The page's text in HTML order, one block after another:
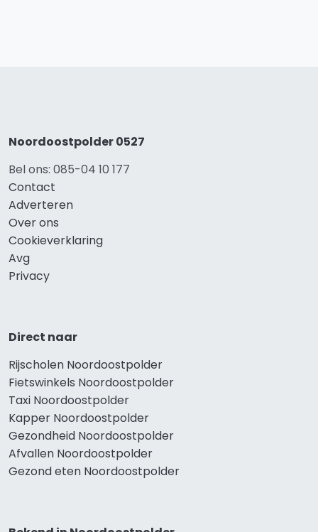
Noordoostpolder 0527
Bel ons: 085-04 10 177
Contact
Adverteren
Over ons
Cookieverklaring
Avg
Privacy
Direct naar
Rijscholen Noordoostpolder
Fietswinkels Noordoostpolder
Taxi Noordoostpolder
Kapper Noordoostpolder
Gezondheid Noordoostpolder
Afvallen Noordoostpolder
Gezond eten Noordoostpolder